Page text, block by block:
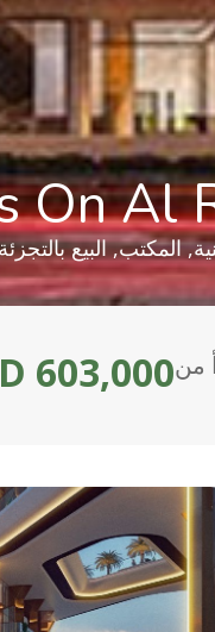
On Al
,المكتب,البيع
من603,000